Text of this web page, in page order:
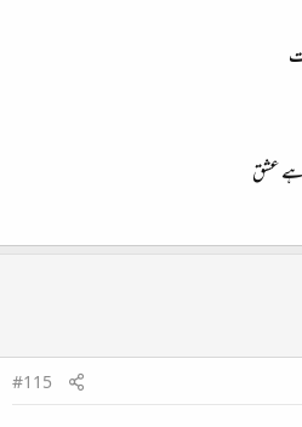
عشق
#115